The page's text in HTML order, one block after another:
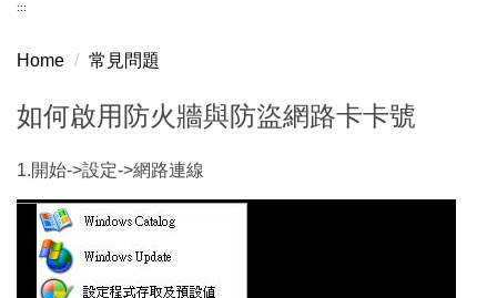
:::
Home 常見問題
如何啟用防火牆與防盜網路卡卡號
1.開始->設定->網路連線